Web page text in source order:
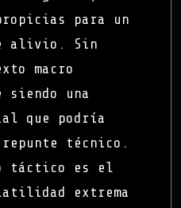
para un
alivio. Sin
macro
una
que podría
técnico.
táctico es el
extrema